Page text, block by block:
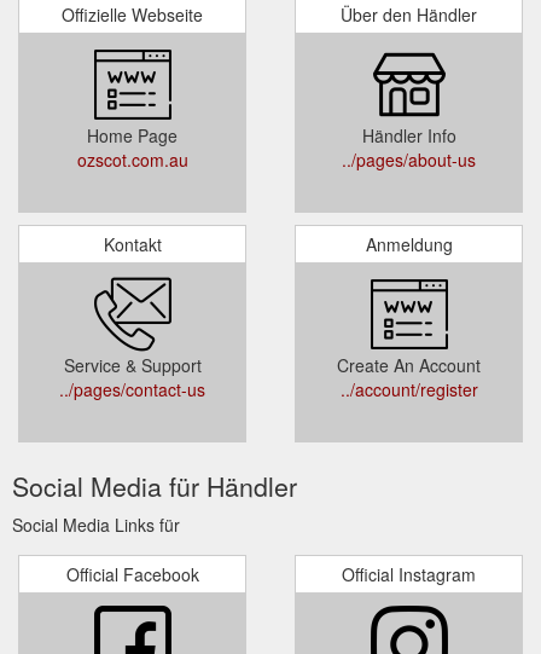
Offizielle Webseite
Home Page
ozscot.com.au
Über den Händler
Händler Info
../pages/about-us
Kontakt
Service & Support
../pages/contact-us
Anmeldung
Create An Account
../account/register
Social Media für Händler
Social Media Links für
Official Facebook Official Instagram